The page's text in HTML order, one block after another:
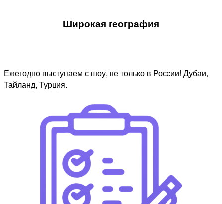
Широкая география
Ежегодно выступаем с шоу, не только в России! Дубаи,
Тайланд, Турция.